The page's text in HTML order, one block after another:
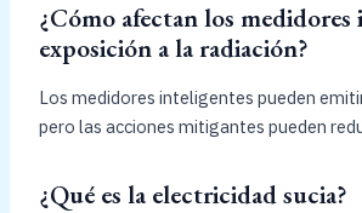
¿Cómo afectan los
exposición a la radiación?
Los medidores inteligentes pueden
pero las acciones mitigantes pueden
¿Qué es la electricidad sucia?